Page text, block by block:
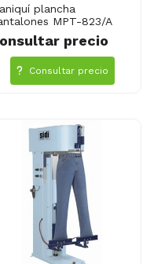
plancha
MPT-823/A
precio
Consultar precio